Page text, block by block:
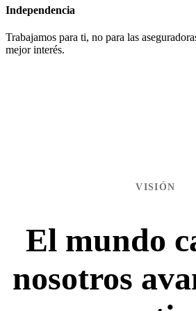
Independencia
Trabajamos para ti, no para las
mejor interés.
VISIÓN
El mundo
nosotros